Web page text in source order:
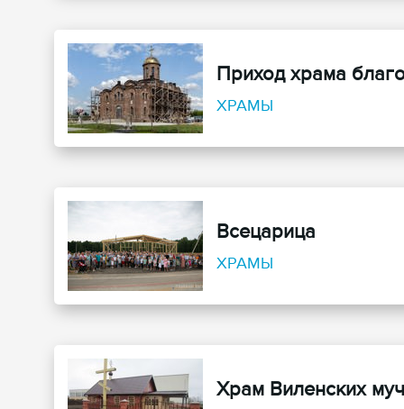
Приход храма
ХРАМЫ
Всецарица
ХРАМЫ
Храм Виленских